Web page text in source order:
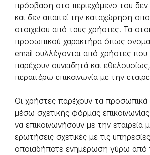
πρόσβαση στο περιεχόμενο του δεν
και δεν απαιτεί την καταχώρηση
στοιχείου από τους χρήστες. Τα
προσωπικού χαρακτήρα όπως
email συλλέγονται από χρήστες που
παρέχουν συνειδητά και
περαιτέρω επικοινωνία με την
Οι χρήστες παρέχουν τα προσωπικά
μέσω σχετικής φόρμας
να επικοινωνήσουν με την εταιρεία
ερωτήσεις σχετικές με τις
οποιαδήποτε ενημέρωση γύρω από